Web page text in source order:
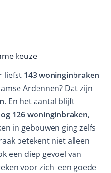
keuze
liefst 143 woninginbraken
Ardennen? Dat zijn
. En het aantal blijft
126 woninginbraken,
in gebouwen ging zelfs
betekent niet alleen
een diep gevoel van
voor zich: een goede